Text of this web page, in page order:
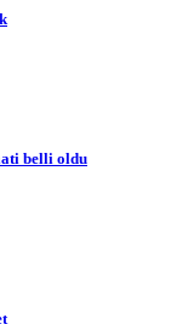
belli oldu